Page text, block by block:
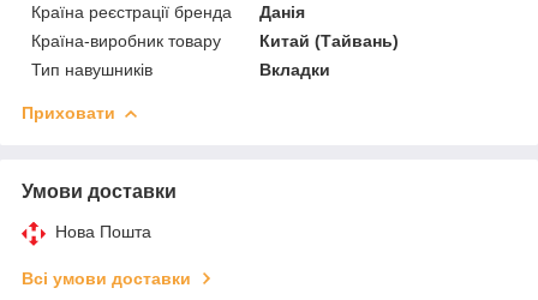
Країна реєстрації бренда
Данія
Країна-виробник товару
Китай (Тайвань)
Тип навушників
Вкладки
Приховати
Умови доставки
Нова Пошта
Всі умови доставки